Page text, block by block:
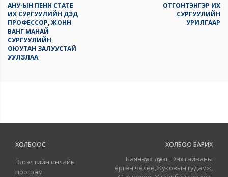
АНУ-ЫН ПЕНН СТАТЕ
ИХ СУРГУУЛИЙН ДЭД
ПРОФЕССОР, ЖОНН
ВАНГ МАНАЙ
СУРГУУЛИЙН
ОЮУТАН ЗАЛУУСТАЙ
УУЛЗЛАА
ОТГОНТЭНГЭР ИХ
СУРГУУЛИЙН
УРИЛГААР
ХОЛБООС
Элсэлтийн онлайн
програм
ХОЛБОО БАРИХ
Баянзүрх дүүрэг, Энхтайваны
өргөн чөлөө,Жуковын гудамж,